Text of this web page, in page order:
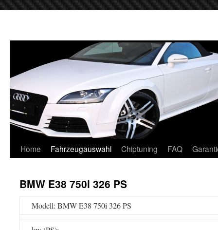
Home Fahrzeugauswahl Chiptuning FAQ
BMW E38 750i 326 PS
Modell: BMW E38 750i 326 PS